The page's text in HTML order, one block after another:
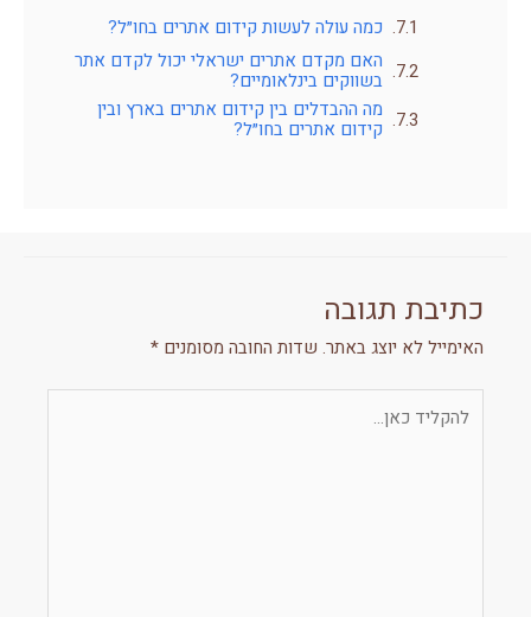
כמה עולה לעשות קידום אתרים בחו״ל?
האם מקדם אתרים ישראלי יכול לקדם אתר
בשווקים בינלאומיים?
מה ההבדלים בין קידום אתרים בארץ ובין
קידום אתרים בחו״ל?
כתיבת תגובה
האימייל לא יוצג באתר. שדות החובה מסומנים *
כאן...